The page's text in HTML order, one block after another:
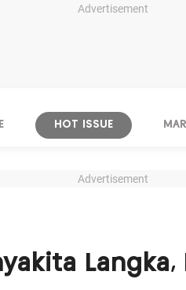
Advertisement
HOT ISSUE
Advertisement
Langka,